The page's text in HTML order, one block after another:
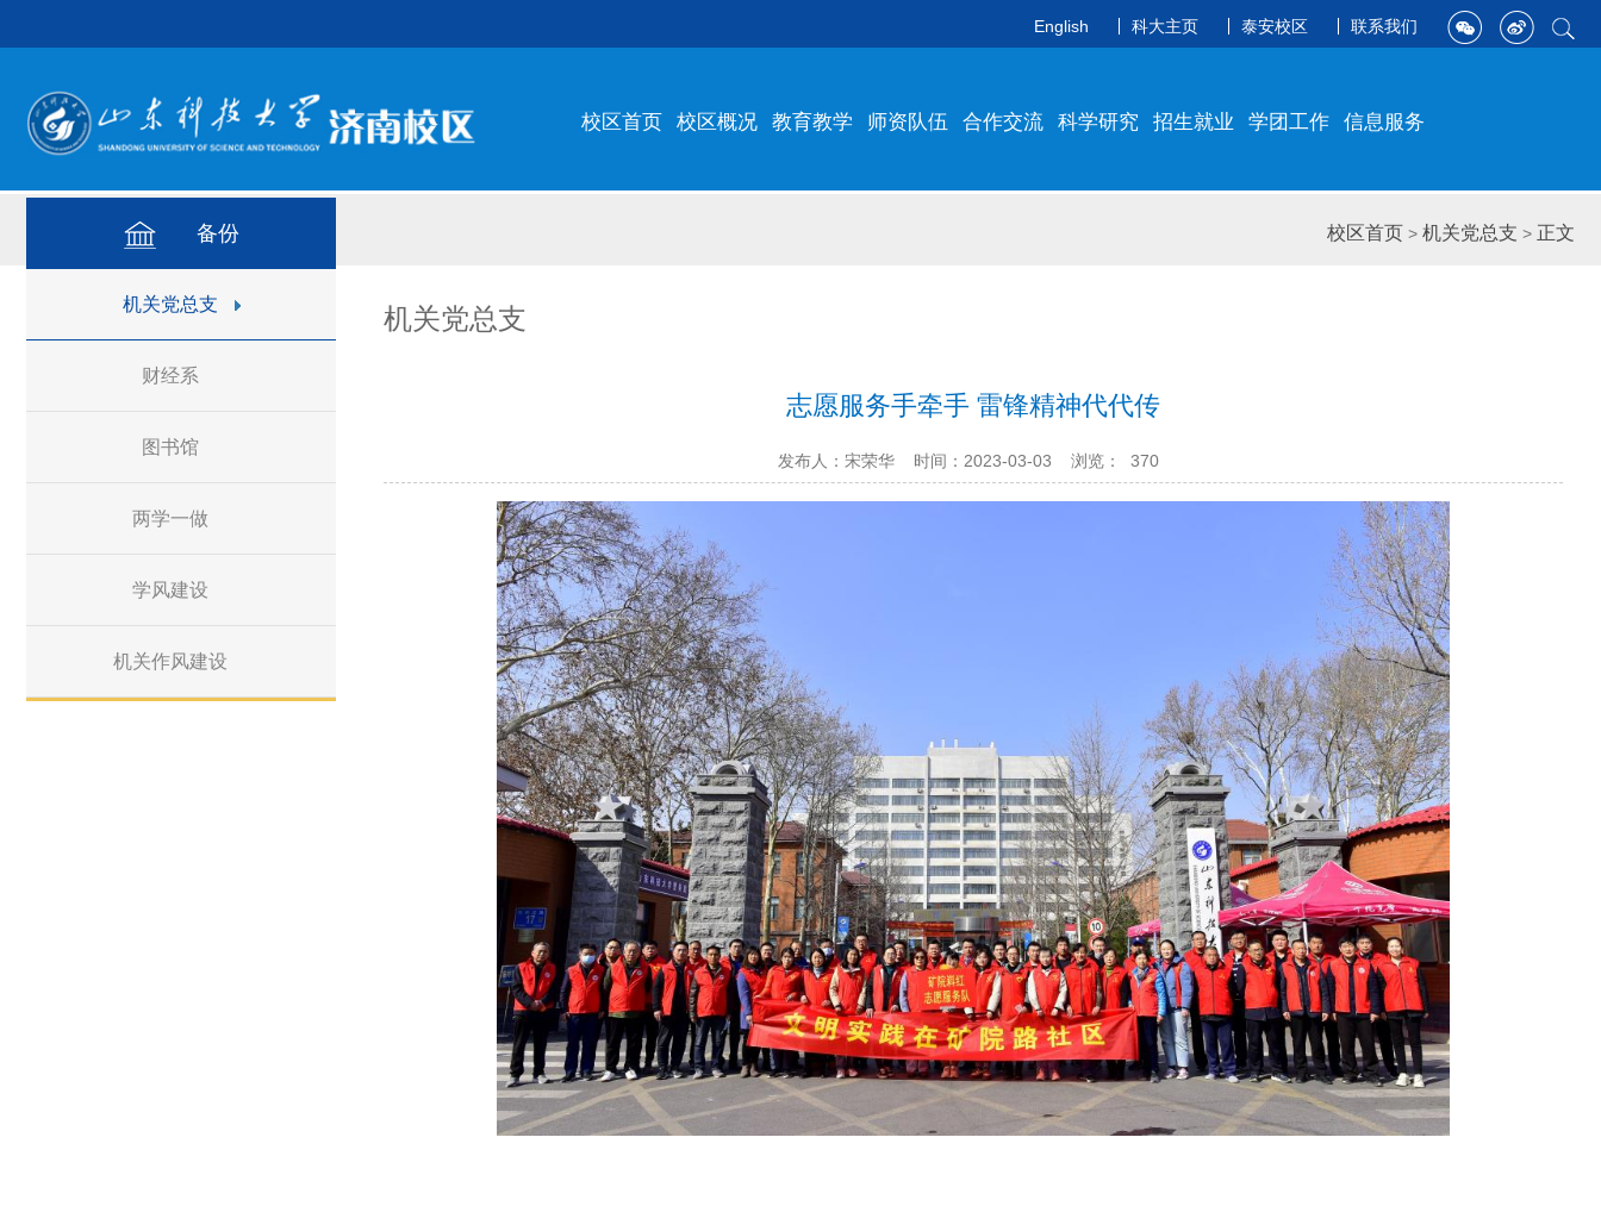
English 科大主页 泰安校区 联系我们
校区首页 校区概况 教育教学 师资队伍 合作交流 科学研究 招生就业 学团工作 信息服务
备份 校区首页 > 机关党总支 > 正文
机关党总支
财经系
图书馆
两学一做
学风建设
机关作风建设
机关党总支
志愿服务手牵手 雷锋精神代代传
发布人：宋荣华 时间：2023-03-03 浏览： 370